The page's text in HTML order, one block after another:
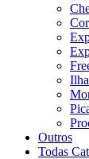
Outros
Todas